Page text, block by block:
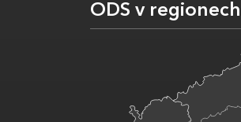
ODS v regionech